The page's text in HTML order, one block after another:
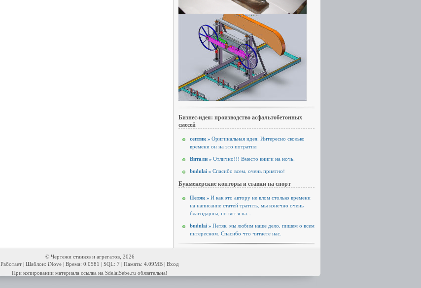
Бизнес-идея: производство асфальтобетонных
смесей
септик » Оригинальная идея. Интересно сколько
времени он на это потратил
Витали » Отлично!!! Вместо книги на ночь.
budulai » Спасибо всем, очень приятно!
Букмекерские конторы и ставки на спорт
Петяк » И как это автору не влом столько времени
на написание статей тратить, мы конечно очень
благодарны, но вот я на...
budulai » Петяк, мы любим наше дело, пишем о всем
интересном. Спасибо что читаете нас.
© Чертежи станков и агрегатов, 2026
Работает | Шаблон: iNove | Время: 0.0581 | SQL: 7 | Память: 4.09MB | Вход
При копировании материала ссылка на SdelaiSebe.ru обязательна!